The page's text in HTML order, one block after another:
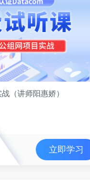
（讲师阳惠娇）
立即学习